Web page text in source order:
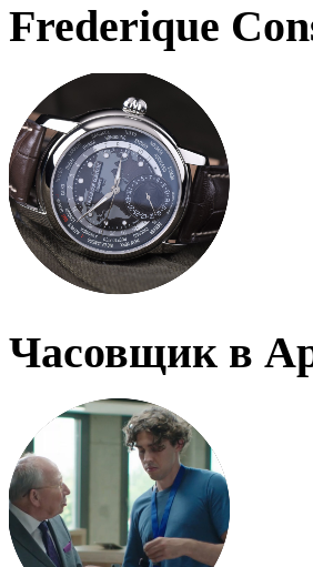
Frederique
Часовщик в